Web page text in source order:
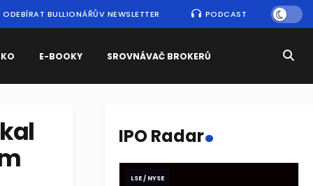
ODEBÍRAT BULLIONÁŘŮV NEWSLETTER PODCAST
E-BOOKY SROVNÁVAČ BROKERŮ
IPO Radar.
LSE / NYSE